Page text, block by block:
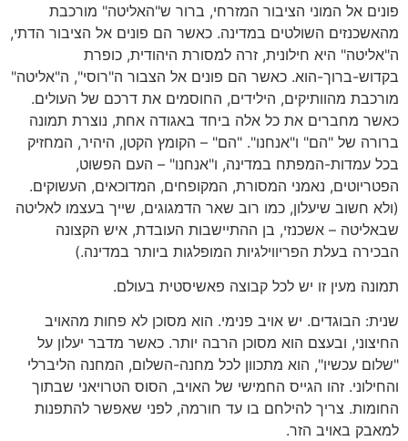
פונים אל המוני הציבור המזרחי, ברור ש"האליטה" מורכבת
מהאשכנזים השולטים במדינה. כאשר הם פונים אל הציבור הדתי,
ה"אליטה" היא חילונית, זרה למסורת היהודית, כופרת
בקדוש-ברוך-הוא. כאשר הם פונים אל הצבור ה"רוסי", ה"אליטה"
מורכבת מהוותיקים, הילידים, החוסמים את דרכם של העולים.
כאשר מחברים את כל אלה ביחד באגודה אחת, נוצרת תמונה
ברורה של "הם" ו"אנחנו". "הם" – הקומץ הקטן, היהיר, המחזיק
בכל עמדות-המפתח במדינה, ו"אנחנו" – העם הפשוט,
הפטריוטים, נאמני המסורת, המקופחים, המדוכאים, העשוקים.
(ולא חשוב שיעלון, כמו רוב שאר הדמגוגים, שייך בעצמו לאליטה
שבאליטה – אשכנזי, בן ההתיישבות העובדת, איש הקצונה
הבכירה בעלת הפריווילגיות המופלגות ביותר במדינה.)
תמונה מעין זו יש לכל קבוצה פאשיסטית בעולם.
שנית: הבוגדים. יש אויב פנימי. הוא מסוכן לא פחות מהאויב
החיצוני, ובעצם הוא מסוכן הרבה יותר. כאשר מדבר יעלון על
"שלום עכשיו", הוא מתכוון לכל מחנה-השלום, המחנה הליברלי
והחילוני. זהו הגייס החמישי של האויב, הסוס הטרויאני שבתוך
החומות. צריך להילחם בו עד חורמה, לפני שאפשר להתפנות
למאבק באויב הזר.